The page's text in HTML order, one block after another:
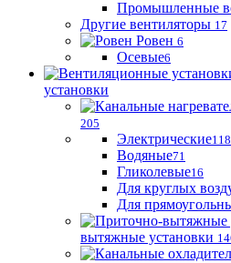
Промышленные
Другие вентиляторы 17
Ровен 6
Осевые6
установки
205
Электрические118
Водяные71
Гликолевые16
Для круглых
Для
вытяжные установки